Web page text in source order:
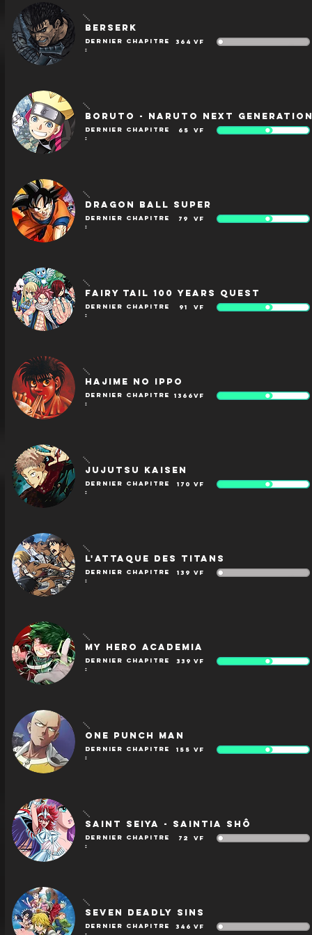
Berserk
dernier chapitre
:
364 VF
Boruto - Naruto Next
dernier chapitre
:
65 VF
Dragon Ball Super
dernier chapitre
:
79 VF
Fairy Tail 100 Years Quest
dernier chapitre
:
91 VF
Hajime no Ippo
dernier chapitre
:
1366VF
Jujutsu Kaisen
dernier chapitre
:
170 VF
L'Attaque des Titans
dernier chapitre
:
139 VF
My Hero Academia
dernier chapitre
:
339 VF
One Punch Man
dernier chapitre
:
155 VF
Saint Seiya - Saintia Shô
dernier chapitre
:
72 VF
Seven Deadly Sins
dernier chapitre
346 VF